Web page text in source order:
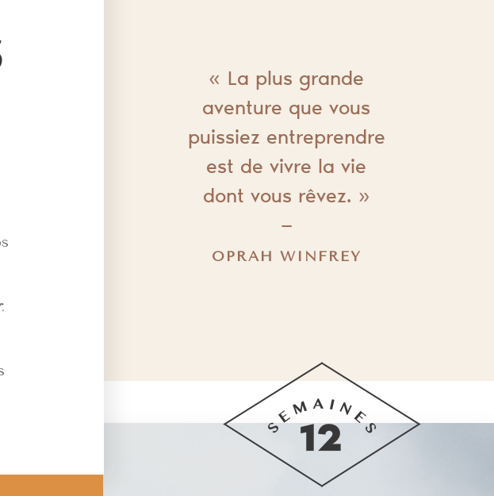
.
« La plus grande
aventure que vous
puissiez entreprendre
est de vivre la vie
dont vous rêvez. »
—
OPRAH WINFREY